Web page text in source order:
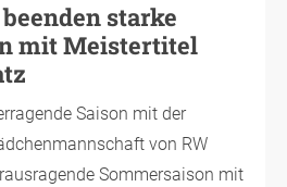
starke
mit Meistertitel
Saison mit der
von RW
Sommersaison mit